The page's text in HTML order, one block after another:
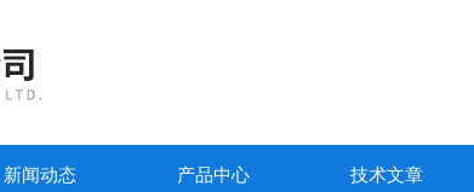
新闻动态 产品中心 技术文章